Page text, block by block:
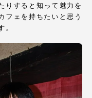
りすると知って魅力を
フェを持ちたいと思う
。
キャンパス
キャンパス
蘇くまもと
空キャンパス